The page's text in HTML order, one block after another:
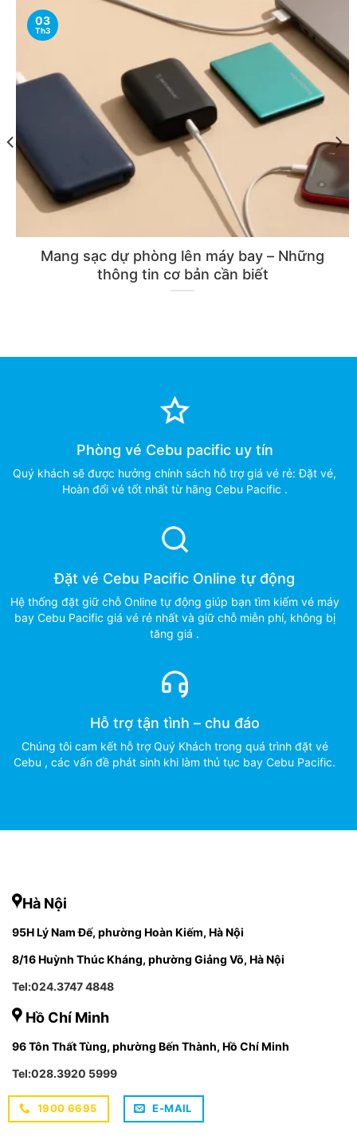
Mang sạc dự phòng lên máy bay – Những
thông tin cơ bản cần biết
03
Th3
Phòng vé Cebu pacific uy tín
Quý khách sẽ được hưởng chính sách hỗ trợ giá vé rẻ: Đặt vé,
Hoàn đổi vé tốt nhất từ hãng Cebu Pacific .
Đặt vé Cebu Pacific Online tự động
Hệ thống đặt giữ chỗ Online tự động giúp bạn tìm kiếm vé máy
bay Cebu Pacific giá vé rẻ nhất và giữ chỗ miễn phí, không bị
tăng giá .
Hỗ trợ tận tình – chu đáo
Chúng tôi cam kết hỗ trợ Quý Khách trong quá trình đặt vé
Cebu , các vấn đề phát sinh khi làm thủ tục bay Cebu Pacific.
Hà Nội
95H Lý Nam Đế, phường Hoàn Kiếm, Hà Nội
8/16 Huỳnh Thúc Kháng, phường Giảng Võ, Hà Nội
Tel:024.3747 4848
Hồ Chí Minh
96 Tôn Thất Tùng, phường Bến Thành, Hồ Chí Minh
Tel:028.3920 5999
1900 6695 E-MAIL